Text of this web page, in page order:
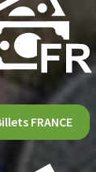
FRANCE